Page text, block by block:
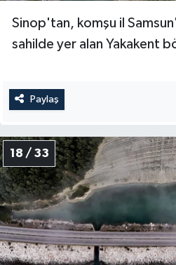
Sinop'tan, komşu il
sahilde yer alan Yakakent
Paylaş
18 / 33